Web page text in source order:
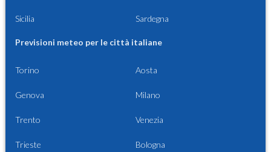
Sicilia Sardegna
Previsioni meteo per le città italiane
Torino Aosta
Genova Milano
Trento Venezia
Trieste Bologna